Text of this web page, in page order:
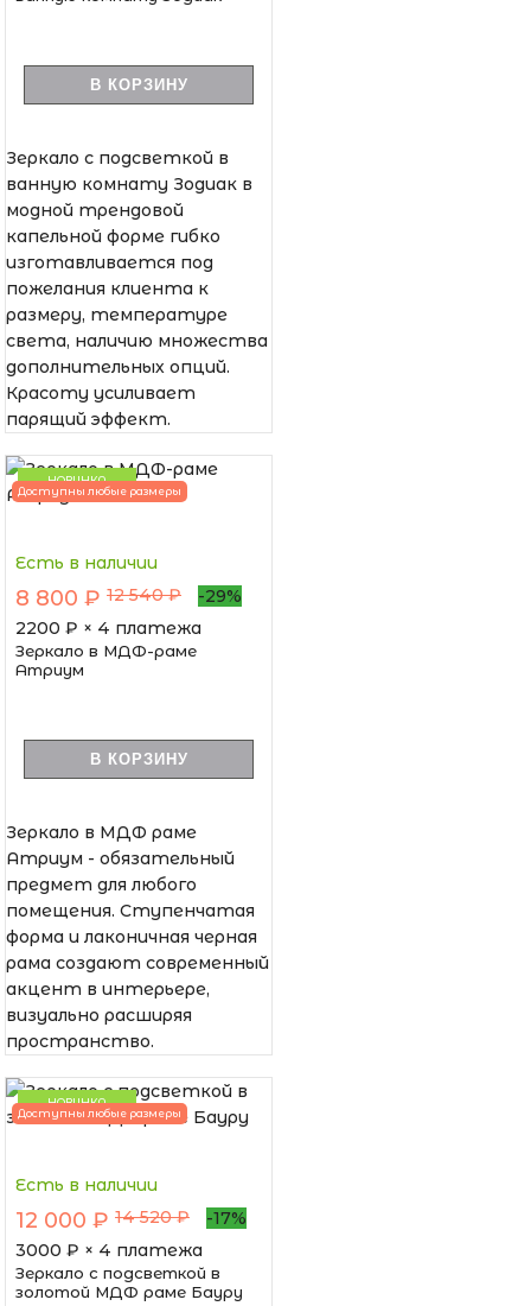
В КОРЗИНУ
Зеркало с подсветкой в
ванную комнату Зодиак в
модной трендовой
капельной форме гибко
изготавливается под
пожелания клиента к
размеру, температуре
света, наличию множества
дополнительных опций.
Красоту усиливает
парящий эффект.
НОВИНКА
Доступны любые размеры
Есть в наличии
8 800 ₽ 12 540 ₽
-29%
2200 ₽ × 4 платежа
Зеркало в МДФ-раме
Атриум
В КОРЗИНУ
Зеркало в МДФ раме
Атриум - обязательный
предмет для любого
помещения. Ступенчатая
форма и лаконичная черная
рама создают современный
акцент в интерьере,
визуально расширяя
пространство.
НОВИНКА
Доступны любые размеры
Есть в наличии
12 000 ₽ 14 520 ₽
-17%
3000 ₽ × 4 платежа
Зеркало с подсветкой в
золотой МДФ раме Бауру